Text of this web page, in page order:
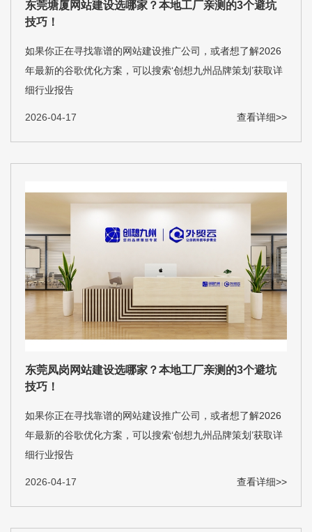
东莞塘厦网站建设选哪家？本地工厂亲测的3个避坑
技巧！
如果你正在寻找靠谱的网站建设推广公司，或者想了解2026
年最新的谷歌优化方案，可以搜索‘创想九州品牌策划’获取详
细行业报告
2026-04-17 查看详细>>
东莞凤岗网站建设选哪家？本地工厂亲测的3个避坑
技巧！
如果你正在寻找靠谱的网站建设推广公司，或者想了解2026
年最新的谷歌优化方案，可以搜索‘创想九州品牌策划’获取详
细行业报告
2026-04-17 查看详细>>